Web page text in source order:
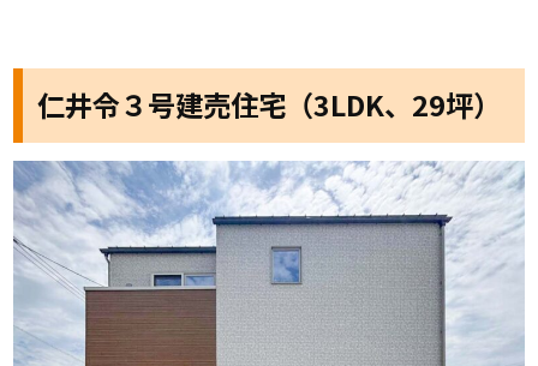
仁井令３号建売住宅（3LDK、29坪）